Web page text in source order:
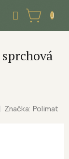
NÁKUPNÍ
KOŠÍK
Značka: Polimat